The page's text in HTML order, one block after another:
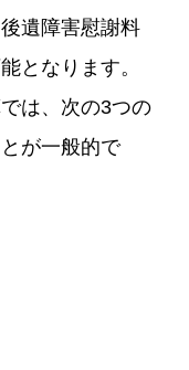
遺障害慰謝料
となります。
は、次の3つの
が一般的で